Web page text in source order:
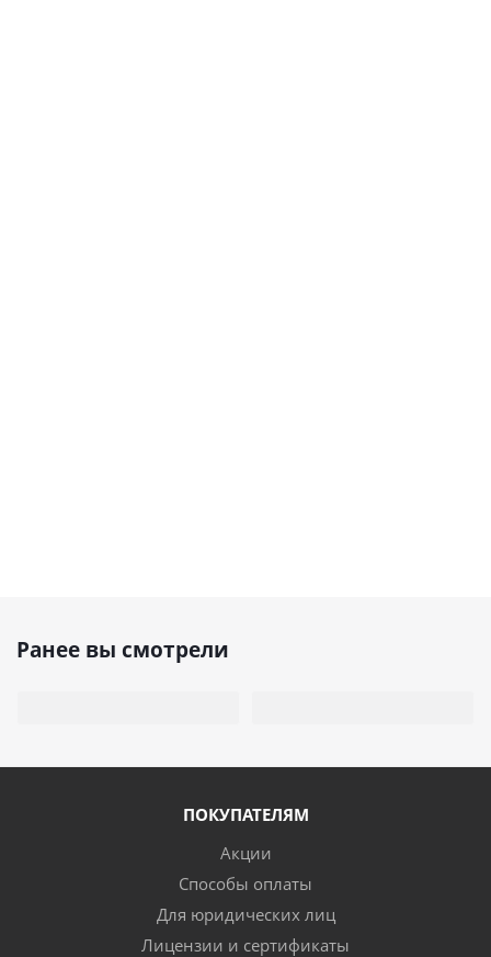
Ранее вы смотрели
ПОКУПАТЕЛЯМ
Акции
Способы оплаты
Для юридических лиц
Лицензии и сертификаты